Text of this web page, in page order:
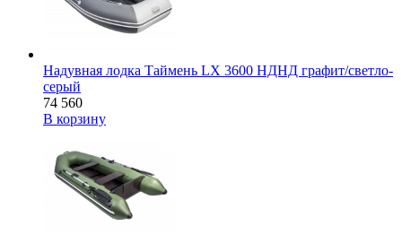
Надувная лодка Таймень LX 3600 НДНД графит/светло-
серый
74 560
В корзину